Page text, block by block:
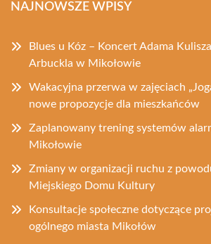
NAJNOWSZE WPISY
Blues u Kóz – Koncert Adama
Arbuckla w Mikołowie
Wakacyjna przerwa w zajęciach
nowe propozycje dla mieszkańców
Zaplanowany trening systemów
Mikołowie
Zmiany w organizacji ruchu z
Miejskiego Domu Kultury
Konsultacje społeczne dotyczące
ogólnego miasta Mikołów